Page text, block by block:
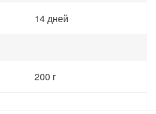
14 дней
200 г